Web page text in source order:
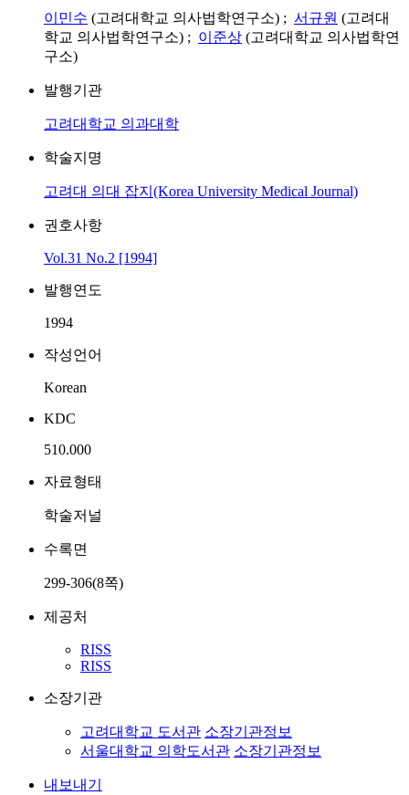
이민수 (고려대학교 의사법학연구소) ; 서규원 (고려대
학교 의사법학연구소) ; 이준상 (고려대학교 의사법학연
구소)
발행기관
고려대학교 의과대학
학술지명
고려대 의대 잡지(Korea University Medical Journal)
권호사항
Vol.31 No.2 [1994]
발행연도
1994
작성언어
Korean
KDC
510.000
자료형태
학술저널
수록면
299-306(8쪽)
제공처
RISS
RISS
소장기관
고려대학교 도서관 소장기관정보
서울대학교 의학도서관 소장기관정보
내보내기